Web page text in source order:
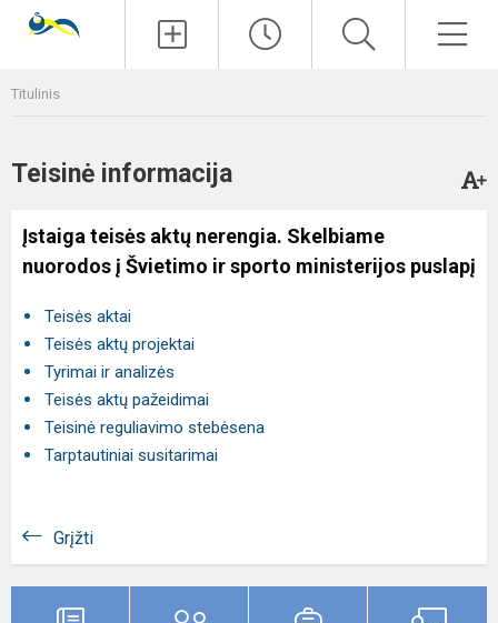
Titulinis
Teisinė informacija
Įstaiga teisės aktų nerengia. Skelbiame
nuorodos į Švietimo ir sporto ministerijos puslapį
Teisės aktai
Teisės aktų projektai
Tyrimai ir analizės
Teisės aktų pažeidimai
Teisinė reguliavimo stebėsena
Tarptautiniai susitarimai
Grįžti